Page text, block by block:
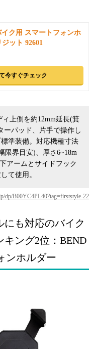
ク用 スマートフォンホ
ット 92601
今すぐチェック
上側を約12mm延長(箕
ーパッド、片手で操作し
準装備。対応機種寸法
限界目安)、厚さ6~18m
アームとサイドフック
て使用。
dp/B00YC4PL40?tag=firststyle-22
にも対応のバイク
キング2位：BEND
ンホルダー